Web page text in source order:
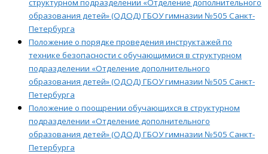
структурном подразделении «Отделение дополнительного
образования детей» (ОДОД) ГБОУ гимназии №505 Санкт-
Петербурга
Положение о порядке проведения инструктажей по
технике безопасности с обучающимися в структурном
подразделении «Отделение дополнительного
образования детей» (ОДОД) ГБОУ гимназии №505 Санкт-
Петербурга
Положение о поощрении обучающихся в структурном
подразделении «Отделение дополнительного
образования детей» (ОДОД) ГБОУ гимназии №505 Санкт-
Петербурга